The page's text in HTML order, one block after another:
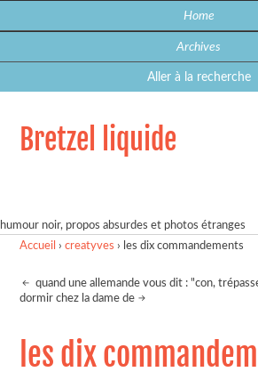
Home
Archives
Aller à la recherche
Bretzel liquide
humour noir, propos absurdes et photos étranges
Accueil ›creatyves › les dix commandements
quand une allemande vous dit : "con,
dormir chez la dame de
les dix